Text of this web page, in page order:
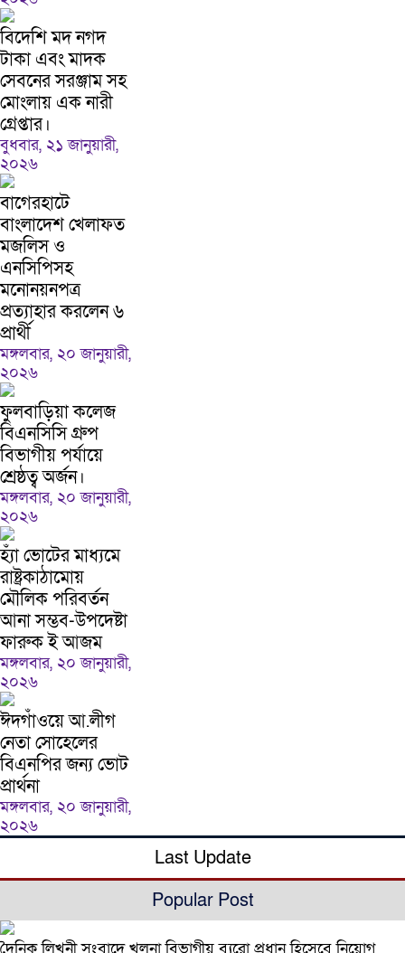
বিদেশি মদ নগদ
টাকা এবং মাদক
সেবনের সরঞ্জাম সহ
মোংলায় এক নারী
গ্রেপ্তার।
বুধবার, ২১ জানুয়ারী,
২০২৬
বাগেরহাটে
বাংলাদেশ খেলাফত
মজলিস ও
এনসিপিসহ
মনোনয়নপত্র
প্রত্যাহার করলেন ৬
প্রার্থী
মঙ্গলবার, ২০ জানুয়ারী,
২০২৬
ফুলবাড়িয়া কলেজ
বিএনসিসি গ্রুপ
বিভাগীয় পর্যায়ে
শ্রেষ্ঠত্ব অর্জন।
মঙ্গলবার, ২০ জানুয়ারী,
২০২৬
হ্যাঁ ভোটের মাধ্যমে
রাষ্ট্রকাঠামোয়
মৌলিক পরিবর্তন
আনা সম্ভব-উপদেষ্টা
ফারুক ই আজম
মঙ্গলবার, ২০ জানুয়ারী,
২০২৬
ঈদগাঁওয়ে আ.লীগ
নেতা সোহেলের
বিএনপির জন্য ভোট
প্রার্থনা
মঙ্গলবার, ২০ জানুয়ারী,
২০২৬
Last Update
Popular Post